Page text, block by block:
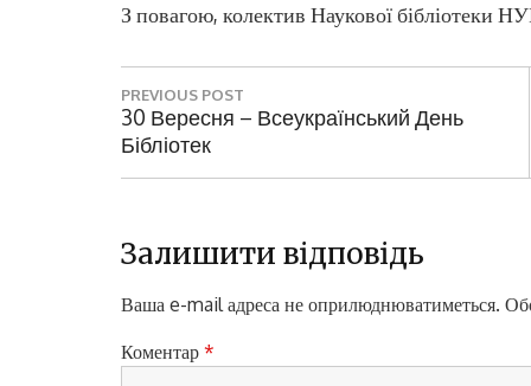
З повагою, колектив Наукової бібліотеки
Н
а
в
г
ц
і
PREVIOUS POST
P
R
O
U
S
O
30 Вересня – Всеукраїнський День
Бібліотек
Залишити відповідь
Ваша e-mail адреса не оприлюднюватиметься.
Коментар *